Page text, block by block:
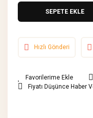
SEPETE EKLE
Hızlı Gönderi
Fiyatı Düşünce Haber